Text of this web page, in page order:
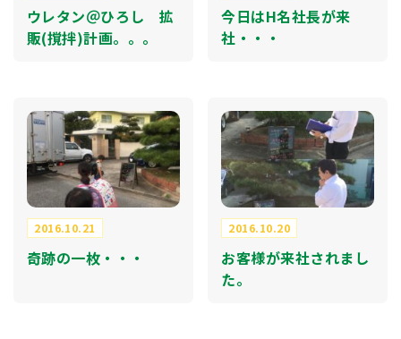
ウレタン＠ひろし 拡
販(撹拌)計画。。。
今日はH名社長が来
社・・・
2016.10.21
奇跡の一枚・・・
2016.10.20
お客様が来社されまし
た。